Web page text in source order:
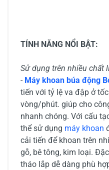
TÍNH NĂNG NỔI BẬT:
Sử dụng trên nhiều chất
- Máy khoan búa động
tiến với tỷ lệ va đập ở
vòng/phút. giúp cho
nhanh chóng. Với cấu
thể sử dụng máy khoan
cải tiến để khoan trên
gỗ, bê tông, kim loại.
tháo lắp dễ dàng phù